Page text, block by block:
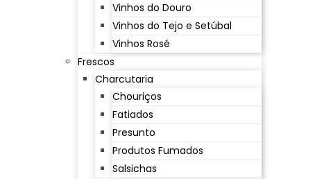
Vinhos do Douro
Vinhos do Tejo e Setúbal
Vinhos Rosé
Frescos
Charcutaria
Chouriços
Fatiados
Presunto
Produtos Fumados
Salsichas